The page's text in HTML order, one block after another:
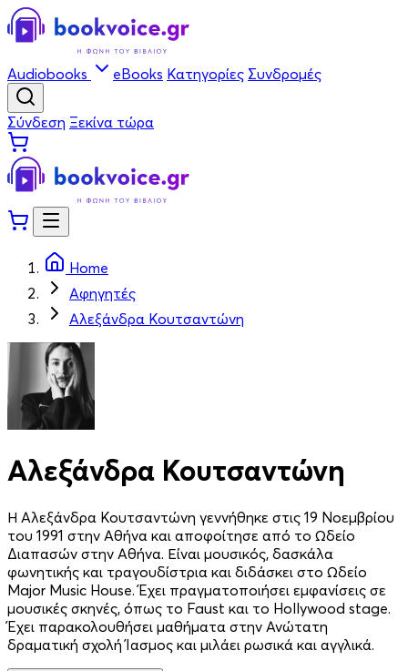
Audiobooks eBooks Κατηγορίες Συνδρομές
Σύνδεση Ξεκίνα τώρα
Home
Αφηγητές
Αλεξάνδρα Κουτσαντώνη
Αλεξάνδρα Κουτσαντώνη
Η Αλεξάνδρα Κουτσαντώνη γεννήθηκε στις 19 Νοεμβρίου
του 1991 στην Αθήνα και αποφοίτησε από το Ωδείο
Διαπασών στην Αθήνα. Είναι μουσικός, δασκάλα
φωνητικής και τραγουδίστρια και διδάσκει στο Ωδείο
Major Music House. Έχει πραγματοποιήσει εμφανίσεις σε
μουσικές σκηνές, όπως το Faust και το Hollywood stage.
Έχει παρακολουθήσει μαθήματα στην Ανώτατη
δραματική σχολή Ίασμος και μιλάει ρωσικά και αγγλικά.